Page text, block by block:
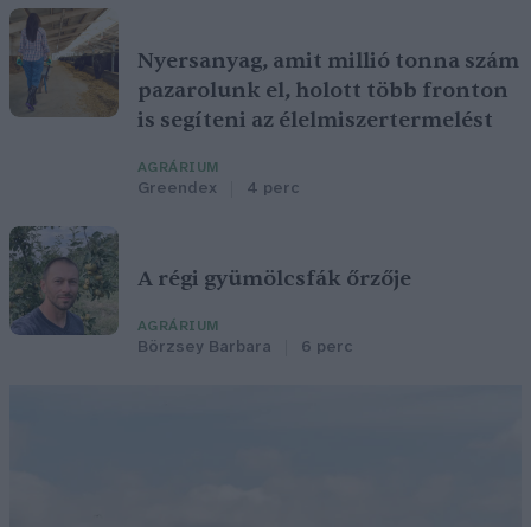
Nyersanyag, amit millió tonna szám
pazarolunk el, holott több fronton
is segíteni az élelmiszertermelést
AGRÁRIUM
Greendex 4 perc
A régi gyümölcsfák őrzője
AGRÁRIUM
Börzsey Barbara 6 perc